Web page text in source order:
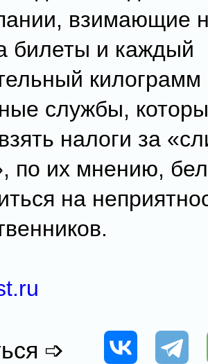
взимающие
билеты и каждый
килограмм
службы,
налоги за
по их мнению,
на
➩